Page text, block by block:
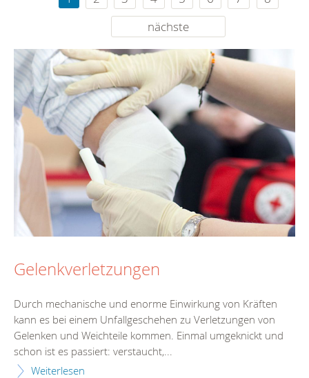
nächste
Gelenkverletzungen
Durch mechanische und enorme Einwirkung von Kräften
kann es bei einem Unfallgeschehen zu Verletzungen von
Gelenken und Weichteile kommen. Einmal umgeknickt und
schon ist es passiert: verstaucht,...
Weiterlesen